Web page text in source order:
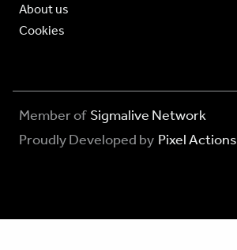
About us
Cookies
Member of Sigmalive Network
Proudly Developed by Pixel Actions